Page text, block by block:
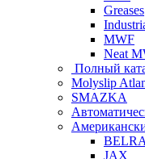
Greases
MWF
Neat
Полный
Molyslip
SMAZKA
JAX